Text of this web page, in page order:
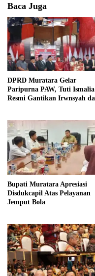
Baca Juga
DPRD Muratara Gelar
Paripurna PAW, Tuti Ismalia
Resmi Gantikan Irwnsyah
Bupati Muratara Apresiasi
Disdukcapil Atas Pelayanan
Jemput Bola